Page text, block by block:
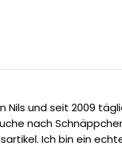
Nils und seit 2009
nach
Ich bin ein